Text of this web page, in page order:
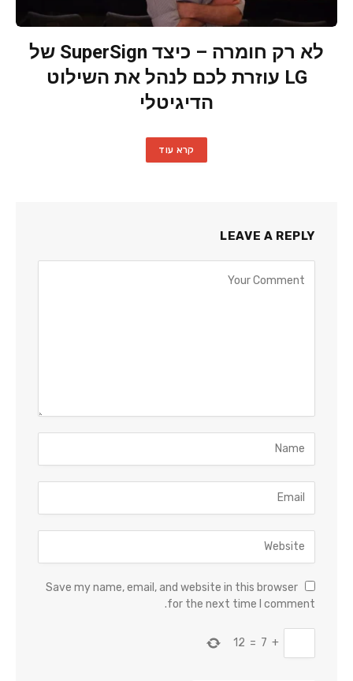
לא רק חומרה – כיצד SuperSign של
LG עוזרת לכם לנהל את השילוט
הדיגיטלי
קרא עוד
LEAVE A REPLY
Save my name, email, and website in this browser
for the next time I comment.
+
7
=
12